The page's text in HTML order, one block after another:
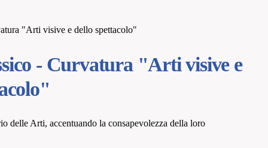
"Arti visive e dello spettacolo"
- Curvatura "Arti visive e
delle Arti, accentuando la consapevolezza della loro